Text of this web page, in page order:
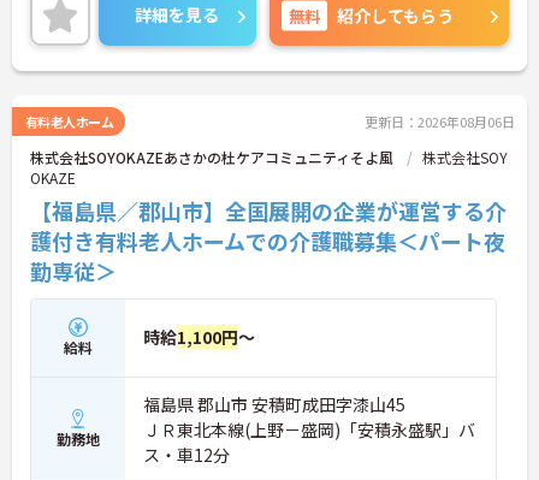
詳細を見る 無料 紹介してもらう
有料老人ホーム 更新日：2026年08月06日
株式会社SOYOKAZEあさかの杜ケアコミュニティそよ風
株式会社SOY
OKAZE
【福島県／郡山市】全国展開の企業が運営する介
護付き有料老人ホームでの介護職募集＜パート夜
勤専従＞
給料 時給1,100円～
勤務地
福島県 郡山市 安積町成田字漆山45
ＪＲ東北本線(上野－盛岡)「安積永盛駅」バ
ス・車12分